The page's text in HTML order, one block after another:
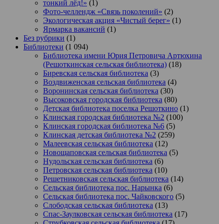
тонкий лёд!» (1)
Фото-челлендж «Связь поколений» (2)
Экологическая акция «Чистый берег» (1)
Ярмарка вакансий (1)
Без рубрики (1)
Библиотеки (1 094)
Библиотека имени Юрия Петровича Артюхина
(Решоткинская сельская библиотека) (18)
Биревская сельская библиотека (3)
Воздвиженская сельская библиотека (4)
Воронинская сельская библиотека (30)
Высоковская городская библиотека (80)
Детская библиотека поселка Решоткино (1)
Клинская городская библиотека №2 (100)
Клинская городская библиотека №6 (5)
Клинская детская библиотека №2 (259)
Малеевская сельская библиотека (12)
Новощаповская сельская библиотека (5)
Нудольская сельская библиотека (6)
Петровская сельская библиотека (10)
Решетниковская сельская библиотека (14)
Сельская библиотека пос. Нарынка (6)
Сельская библиотека пос. Чайковского (5)
Слободская сельская библиотека (13)
Спас-Заулковская сельская библиотека (17)